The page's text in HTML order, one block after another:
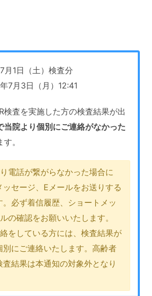
1日（土）検査分
7月3日（月）12:41
検査を実施した方の検査結果が出
当院より個別にご連絡がなかった
。
電話が繋がらなかった場合に
ッセージ、Eメールをお送りする
必ず着信履歴、ショートメッ
の確認をお願いいたします。
をしている方には、検査結果が
別にご連絡いたします。高齢者
結果は本通知の対象外となり